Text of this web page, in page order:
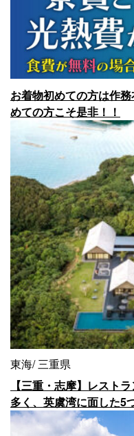
お着物初めての方は作
めての方こそ是非！！
東海 三重県
【三重・志摩】レスト
多く、英虞湾に面した5